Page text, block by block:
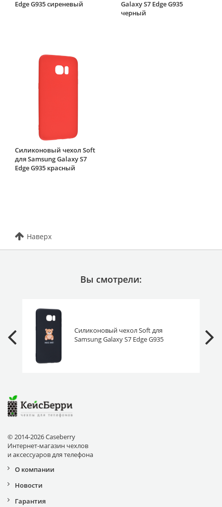
Edge G935 сиреневый
Galaxy S7 Edge G935
черный
Силиконовый чехол Soft
для Samsung Galaxy S7
Edge G935 красный
Наверх
Вы смотрели:
Силиконовый чехол Soft для
Samsung Galaxy S7 Edge G935
© 2014-2026 Caseberry
Интернет-магазин чехлов
и аксессуаров для телефона
О компании
Новости
Гарантия